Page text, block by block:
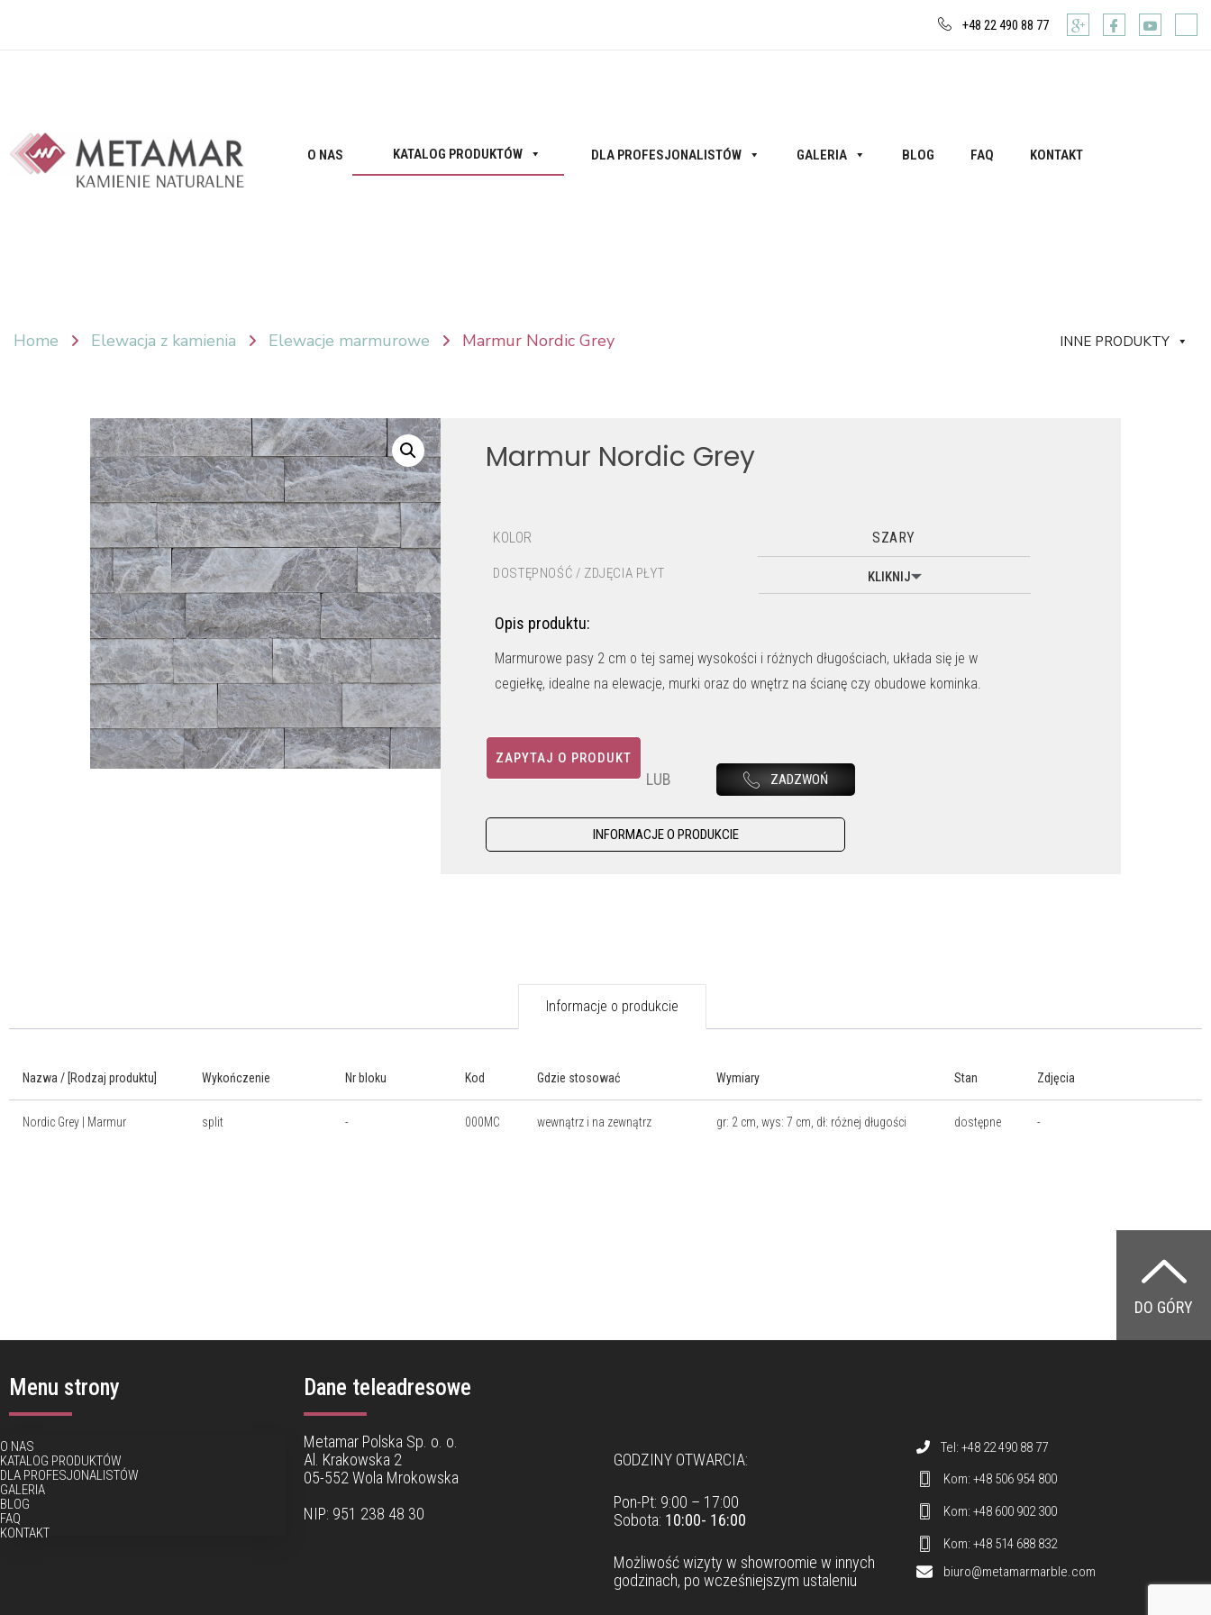
+48 22 490 88 77
O NAS KATALOG PRODUKTÓW DLA PROFESJONALISTÓW GALERIA BLOG FAQ KONTAKT
Home Elewacja z kamienia Elewacje marmurowe Marmur Nordic Grey INNE PRODUKTY
Marmur Nordic Grey
KOLOR SZARY
DOSTĘPNOŚĆ / ZDJĘCIA PŁYT KLIKNIJ
Opis produktu:
Marmurowe pasy 2 cm o tej samej wysokości i różnych długościach, układa się je w
cegiełkę, idealne na elewacje, murki oraz do wnętrz na ścianę czy obudowe kominka.
ZAPYTAJ O PRODUKT
LUB ZADZWOŃ
INFORMACJE O PRODUKCIE
Informacje o produkcie
Nazwa / [Rodzaj produktu] Wykończenie Nr bloku Kod Gdzie stosować Wymiary Stan Zdjęcia
Nordic Grey | Marmur split - 000MC wewnątrz i na zewnątrz gr: 2 cm, wys: 7 cm, dł: różnej długości dostępne -
DO GÓRY
Menu strony
O NAS
KATALOG PRODUKTÓW
DLA PROFESJONALISTÓW
GALERIA
BLOG
FAQ
KONTAKT
Dane teleadresowe
Metamar Polska Sp. o. o.
Al. Krakowska 2
05-552 Wola Mrokowska
NIP: 951 238 48 30
GODZINY OTWARCIA:
Pon-Pt: 9:00 – 17:00
Sobota: 10:00- 16:00
Możliwość wizyty w showroomie w innych
godzinach, po wcześniejszym ustaleniu
Tel: +48 22 490 88 77
Kom: +48 506 954 800
Kom: +48 600 902 300
Kom: +48 514 688 832
biuro@metamarmarble.com